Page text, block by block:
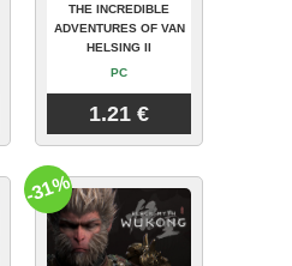
THE INCREDIBLE
ADVENTURES OF VAN
HELSING II
PC
1.21 €
-31%